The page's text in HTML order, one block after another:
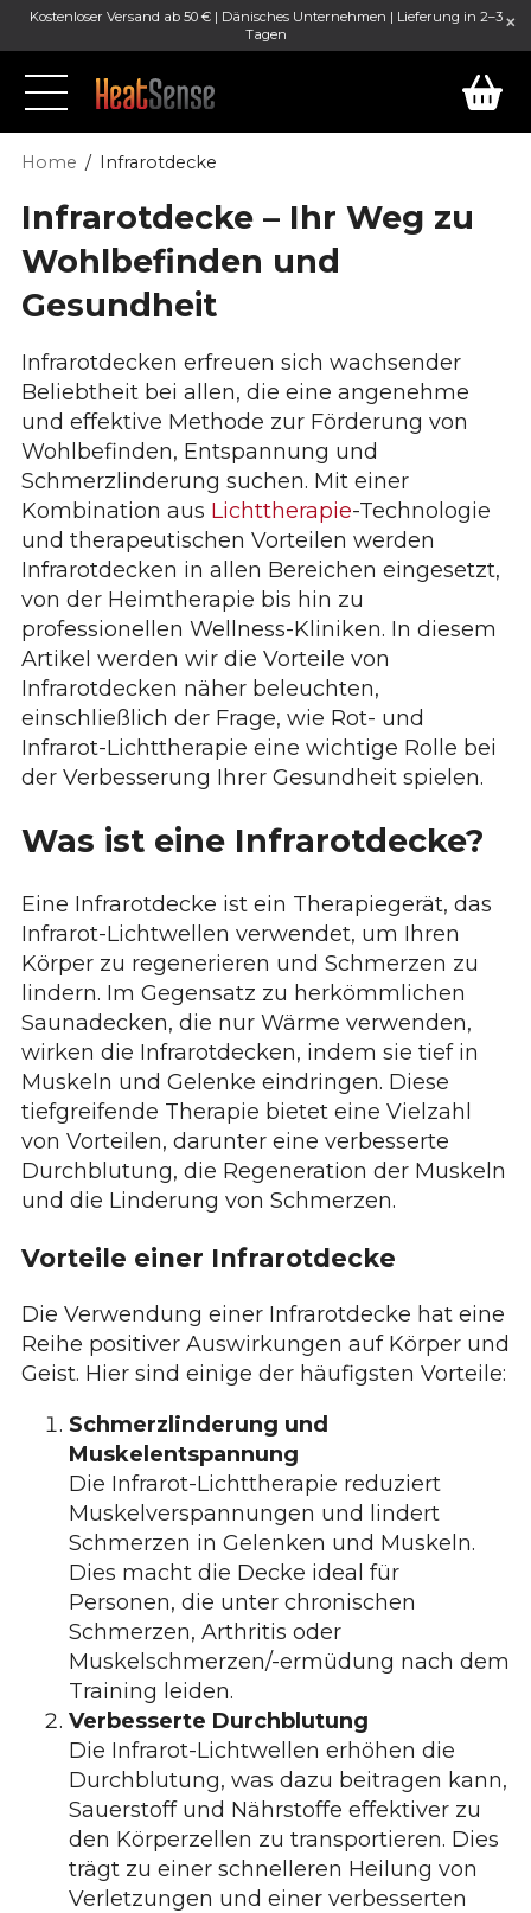
Kostenloser Versand ab 50 € | Dänisches Unternehmen | Lieferung in 2–3
Tagen
Home Infrarotdecke
Infrarotdecke – Ihr Weg zu
Wohlbefinden und
Gesundheit
Infrarotdecken erfreuen sich wachsender
Beliebtheit bei allen, die eine angenehme
und effektive Methode zur Förderung von
Wohlbefinden, Entspannung und
Schmerzlinderung suchen. Mit einer
Kombination aus Lichttherapie-Technologie
und therapeutischen Vorteilen werden
Infrarotdecken in allen Bereichen eingesetzt,
von der Heimtherapie bis hin zu
professionellen Wellness-Kliniken. In diesem
Artikel werden wir die Vorteile von
Infrarotdecken näher beleuchten,
einschließlich der Frage, wie Rot- und
Infrarot-Lichttherapie eine wichtige Rolle bei
der Verbesserung Ihrer Gesundheit spielen.
Was ist eine Infrarotdecke?
Eine Infrarotdecke ist ein Therapiegerät, das
Infrarot-Lichtwellen verwendet, um Ihren
Körper zu regenerieren und Schmerzen zu
lindern. Im Gegensatz zu herkömmlichen
Saunadecken, die nur Wärme verwenden,
wirken die Infrarotdecken, indem sie tief in
Muskeln und Gelenke eindringen. Diese
tiefgreifende Therapie bietet eine Vielzahl
von Vorteilen, darunter eine verbesserte
Durchblutung, die Regeneration der Muskeln
und die Linderung von Schmerzen.
Vorteile einer Infrarotdecke
Die Verwendung einer Infrarotdecke hat eine
Reihe positiver Auswirkungen auf Körper und
Geist. Hier sind einige der häufigsten Vorteile:
Schmerzlinderung und
Muskelentspannung
Die Infrarot-Lichttherapie reduziert
Muskelverspannungen und lindert
Schmerzen in Gelenken und Muskeln.
Dies macht die Decke ideal für
Personen, die unter chronischen
Schmerzen, Arthritis oder
Muskelschmerzen/-ermüdung nach dem
Training leiden.
Verbesserte Durchblutung
Die Infrarot-Lichtwellen erhöhen die
Durchblutung, was dazu beitragen kann,
Sauerstoff und Nährstoffe effektiver zu
den Körperzellen zu transportieren. Dies
trägt zu einer schnelleren Heilung von
Verletzungen und einer verbesserten